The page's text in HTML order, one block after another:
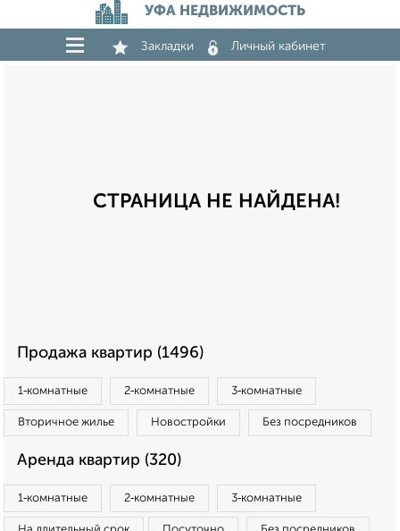
УФА НЕДВИЖИМОСТЬ
Закладки Личный кабинет
СТРАНИЦА НЕ НАЙДЕНА!
Продажа квартир (1496)
1‑комнатные 2‑комнатные 3‑комнатные
Вторичное жилье Новостройки Без посредников
Аренда квартир (320)
1‑комнатные 2‑комнатные 3‑комнатные